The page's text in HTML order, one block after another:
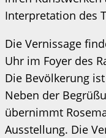
Interpretation des
Die Vernissage
Uhr im Foyer des
Die Bevölkerung
Neben der
übernimmt
Ausstellung. Die